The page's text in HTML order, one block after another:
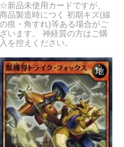
☆新品未使用カードですが、
商品製造時につく 初期キズ(線
の痕・角すれ)等ある場合がご
ざいます。 神経質の方はご購
入を控えください。